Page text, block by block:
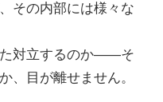
その内部には様々な
た対立するのか――そ
、目が離せません。